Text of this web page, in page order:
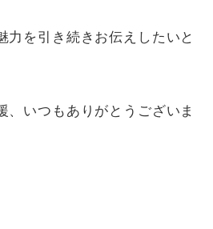
力を引き続きお伝えしたいと
、いつもありがとうございま